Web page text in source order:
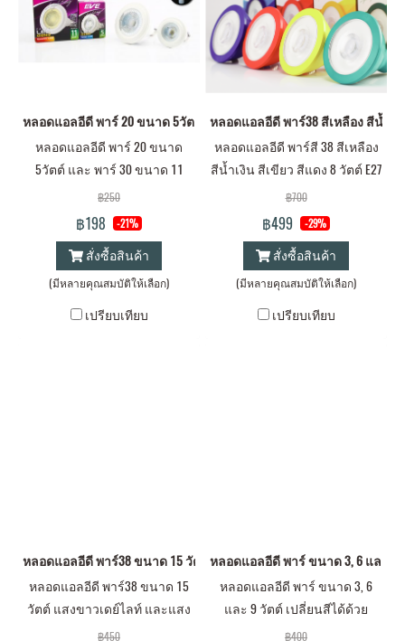
หลอดแอลอีดี พาร์ 20 ขนาด 5วัตต์ และ พาร์ 30 ขนาด 11 วัตต์ แสงขาวเดย์
หลอดแอลอีดี พาร์ 20 ขนาด
5วัตต์ และ พาร์ 30 ขนาด 11
วัตต์ แสงขาวเดย์ไลท์ และ
เหลืองวอร์มไวท์ ขั้ว E27
฿250
฿198 -21%
สั่งซื้อสินค้า
(มีหลายคุณสมบัติให้เลือก)
เปรียบเทียบ
หลอดแอลอีดี พาร์38 สีเหลือง สีน้ำเงิน
หลอดแอลอีดี พาร์สี 38 สีเหลือง
สีน้ำเงิน สีเขียว สีแดง 8 วัตต์ E27
฿700
฿499 -29%
สั่งซื้อสินค้า
(มีหลายคุณสมบัติให้เลือก)
เปรียบเทียบ
หลอดแอลอีดี พาร์38 ขนาด 15 วัตต์ แสงขาวเดย์ไลท์ และแสงเหลืองวอร์ม
หลอดแอลอีดี พาร์38 ขนาด 15
วัตต์ แสงขาวเดย์ไลท์ และแสง
เหลืองวอร์มไวท์ ขั้วE27 ใช้
฿450
หลอดแอลอีดี พาร์ ขนาด 3, 6 และ 9
หลอดแอลอีดี พาร์ ขนาด 3, 6
และ 9 วัตต์ เปลี่ยนสีได้ด้วย
รีโมท ขั้ว E27 สำหรับงานตกแต่ง
฿400